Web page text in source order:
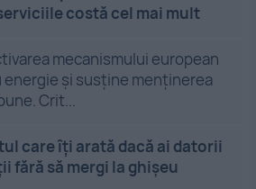
costă cel mai mult
mecanismului european
și susține menținerea
Crit...
care îți arată dacă ai datorii
fără să mergi la ghișeu